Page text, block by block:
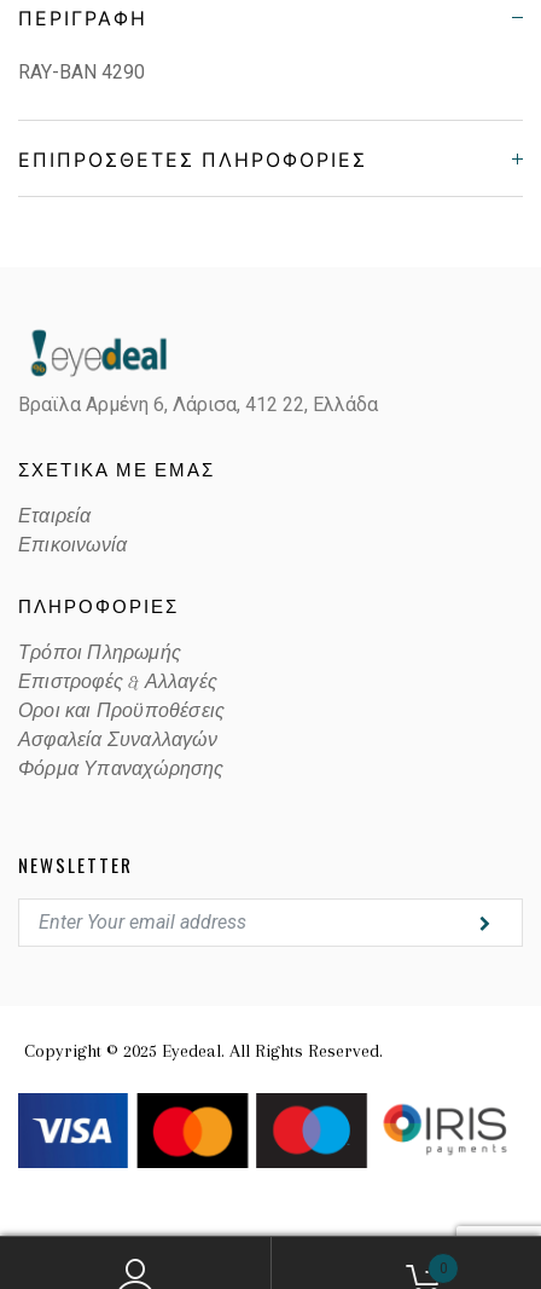
ΠΕΡΙΓΡΑΦΉ
RAY-BAN 4290
ΕΠΙΠΡΌΣΘΕΤΕΣ ΠΛΗΡΟΦΟΡΊΕΣ
Color
Lens Color MIRROR BLUE,GRAY
Color code
Βραϊλα Αρμένη 6, Λάρισα, 412 22, Ελλάδα
ΣΧΕΤΙΚΑ ΜΕ ΕΜΑΣ
Εταιρεία
Επικοινωνία
ΠΛΗΡΟΦΟΡΙΕΣ
Τρόποι Πληρωμής
Επιστροφές & Αλλαγές
Οροι και Προϋποθέσεις
Ασφαλεία Συναλλαγών
Φόρμα Υπαναχώρησης
NEWSLETTER
Copyright © 2025 Eyedeal. All Rights Reserved.
0